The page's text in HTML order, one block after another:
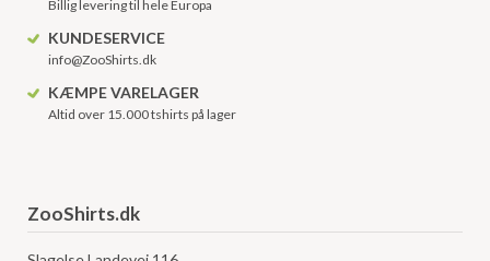
Billig levering til hele Europa
KUNDESERVICE
info@ZooShirts.dk
KÆMPE VARELAGER
Altid over 15.000 tshirts på lager
ZooShirts.dk